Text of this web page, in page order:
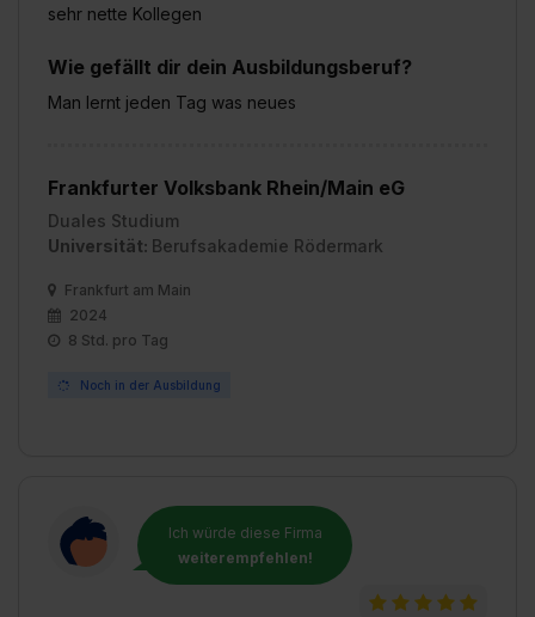
sehr nette Kollegen
Wie gefällt dir dein Ausbildungsberuf?
Man lernt jeden Tag was neues
Frankfurter Volksbank Rhein/Main eG
Duales Studium
Universität: Berufsakademie Rödermark
Frankfurt am Main
2024
8 Std. pro Tag
Noch in der Ausbildung
Ich würde diese Firma
weiterempfehlen!